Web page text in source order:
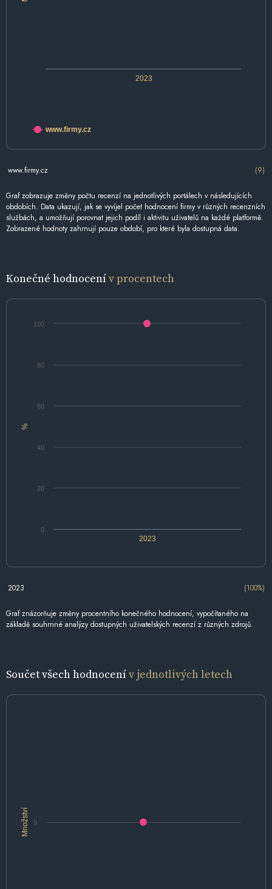
2023
www.firmy.cz
www.firmy.cz (9)
Graf zobrazuje změny počtu recenzí na jednotlivých portálech v následujících
obdobích. Data ukazují, jak se vyvíjel počet hodnocení firmy v různých recenzních
službách, a umožňují porovnat jejich podíl i aktivitu uživatelů na každé platformě.
Zobrazené hodnoty zahrnují pouze období, pro které byla dostupná data.
Konečné hodnocenív procentech
%
2023
0
20
40
60
80
100
2023 (100%)
Graf znázorňuje změny procentního konečného hodnocení, vypočítaného na
základě souhrnné analýzy dostupných uživatelských recenzí z různých zdrojů.
Součet všech hodnocenív jednotlivých letech
Množství 9